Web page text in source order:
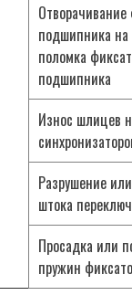
Отворачивание
подшипника
поломка
подшипника
Износ шлицев
Разрушение
штока
Просадка или
пружин